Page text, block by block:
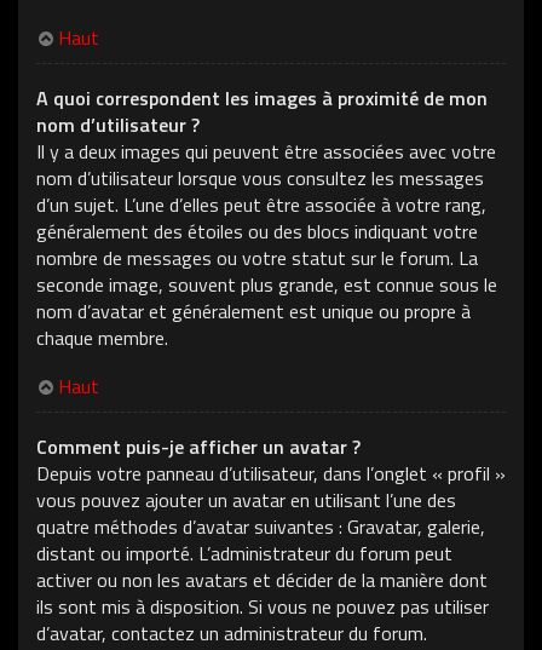
Haut
A quoi correspondent les images à proximité de mon
nom d’utilisateur ?
Il y a deux images qui peuvent être associées avec votre
nom d’utilisateur lorsque vous consultez les messages
d’un sujet. L’une d’elles peut être associée à votre rang,
généralement des étoiles ou des blocs indiquant votre
nombre de messages ou votre statut sur le forum. La
seconde image, souvent plus grande, est connue sous le
nom d’avatar et généralement est unique ou propre à
chaque membre.
Haut
Comment puis-je afficher un avatar ?
Depuis votre panneau d’utilisateur, dans l’onglet « profil »
vous pouvez ajouter un avatar en utilisant l’une des
quatre méthodes d’avatar suivantes : Gravatar, galerie,
distant ou importé. L’administrateur du forum peut
activer ou non les avatars et décider de la manière dont
ils sont mis à disposition. Si vous ne pouvez pas utiliser
d’avatar, contactez un administrateur du forum.